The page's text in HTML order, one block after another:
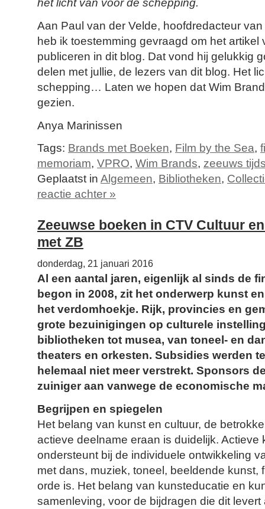
het licht van voor de schepping.
Aan Paul van der Velde, hoofdredacteur
heb ik toestemming gevraagd om het artikel
publiceren in dit blog. Dat vond hij gelukkig
delen met jullie, de lezers van dit blog. Het
schepping… Laten we hopen dat Wim
gezien.
Anya Marinissen
Tags: Brands met Boeken, Film by the Sea,
memoriam, VPRO, Wim Brands, zeeuws
Geplaatst in Algemeen, Bibliotheken,
reactie achter »
Zeeuwse boeken in CTV Cultuur
met ZB
donderdag, 21 januari 2016
Al een aantal jaren, eigenlijk al sinds de
begon in 2008, zit het onderwerp kunst
het verdomhoekje. Rijk, provincies en
grote bezuinigingen op culturele
bibliotheken tot musea, van toneel- en
theaters en orkesten. Subsidies werden
helemaal niet meer verstrekt. Sponsors
zuiniger aan vanwege de economische
Begrijpen en spiegelen
Het belang van kunst en cultuur, de
actieve deelname eraan is duidelijk. Actieve
ondersteunt bij de individuele ontwikkeling
met dans, muziek, toneel, beeldende kunst,
orde is. Het belang van kunsteducatie en
samenleving, voor de bijdragen die dit